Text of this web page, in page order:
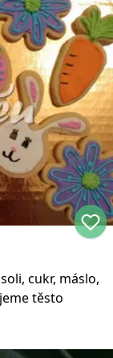
cukr, máslo,
těsto